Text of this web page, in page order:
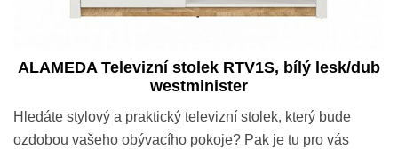
ALAMEDA Televizní stolek RTV1S, bílý lesk/dub
westminister
Hledáte stylový a praktický televizní stolek, který bude
ozdobou vašeho obývacího pokoje? Pak je tu pro vás